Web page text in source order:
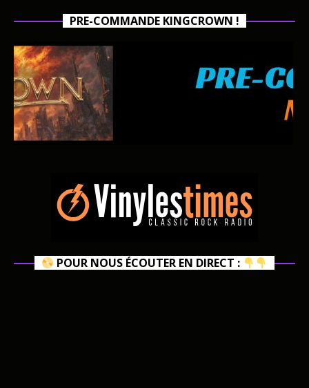
PRE-COMMANDE KINGCROWN !
POUR NOUS ÉCOUTER EN DIRECT :